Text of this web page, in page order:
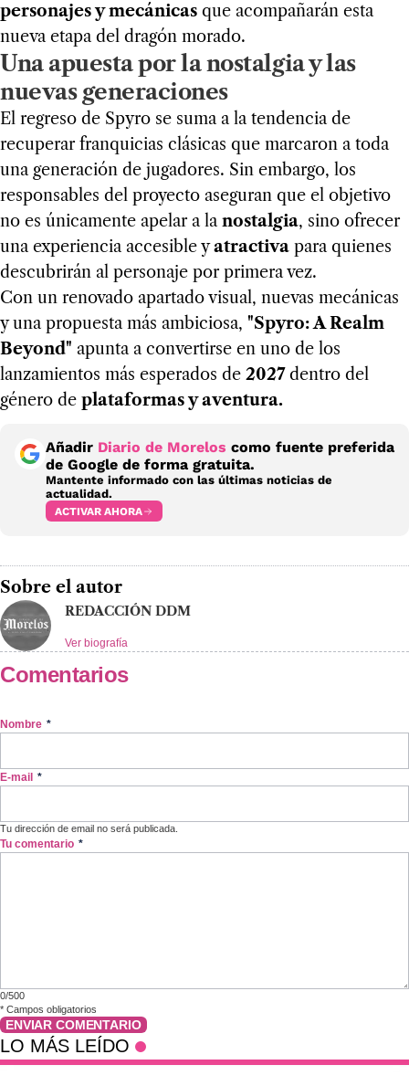
personajes y mecánicas que acompañarán esta
nueva etapa del dragón morado.
Una apuesta por la nostalgia y las
nuevas generaciones
El regreso de Spyro se suma a la tendencia de
recuperar franquicias clásicas que marcaron a toda
una generación de jugadores. Sin embargo, los
responsables del proyecto aseguran que el objetivo
no es únicamente apelar a la nostalgia, sino ofrecer
una experiencia accesible yatractiva para quienes
descubrirán al personaje por primera vez.
Con un renovado apartado visual, nuevas mecánicas
y una propuesta más ambiciosa, "Spyro: A Realm
Beyond" apunta a convertirse en uno de los
lanzamientos más esperados de 2027dentro del
género de plataformas y aventura.
Añadir Diario de Morelos como fuente preferida
de Google de forma gratuita.
Mantente informado con las últimas noticias de
actualidad.
ACTIVAR AHORA
Sobre el autor
REDACCIÓN DDM
Ver biografía
Comentarios
Nombre *
E-mail *
Tu dirección de email no será publicada.
Tu comentario *
0/500
* Campos obligatorios
ENVIAR COMENTARIO
LO MÁS LEÍDO